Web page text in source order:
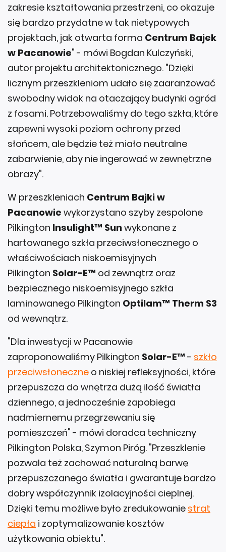
zakresie kształtowania przestrzeni, co okazuje
się bardzo przydatne w tak nietypowych
projektach, jak otwarta forma Centrum Bajek
w Pacanowie" - mówi Bogdan Kulczyński,
autor projektu architektonicznego. "Dzięki
licznym przeszkleniom udało się zaaranżować
swobodny widok na otaczający budynki ogród
z fosami. Potrzebowaliśmy do tego szkła, które
zapewni wysoki poziom ochrony przed
słońcem, ale będzie też miało neutralne
zabarwienie, aby nie ingerować w zewnętrzne
obrazy".
W przeszkleniach Centrum Bajki w
Pacanowie wykorzystano szyby zespolone
Pilkington Insulight™ Sunwykonane z
hartowanego szkła przeciwsłonecznego o
właściwościach niskoemisyjnych
Pilkington Solar-E™ od zewnątrz oraz
bezpiecznego niskoemisyjnego szkła
laminowanego Pilkington Optilam™ Therm S3
od wewnątrz.
"Dla inwestycji w Pacanowie
zaproponowaliśmy Pilkington Solar-E™ - szkło
przeciwsłoneczne o niskiej refleksyjności, które
przepuszcza do wnętrza dużą ilość światła
dziennego, a jednocześnie zapobiega
nadmiernemu przegrzewaniu się
pomieszczeń" - mówi doradca techniczny
Pilkington Polska, Szymon Piróg. "Przeszklenie
pozwala też zachować naturalną barwę
przepuszczanego światła i gwarantuje bardzo
dobry współczynnik izolacyjności cieplnej.
Dzięki temu możliwe było zredukowanie strat
ciepła i zoptymalizowanie kosztów
użytkowania obiektu".